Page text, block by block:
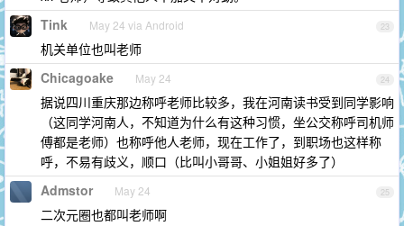
23
Tink May 24 via Android
机关单位也叫老师
24
Chicagoake May 24
据说四川重庆那边称呼老师比较多，我在河南读书受到同学影响
（这同学河南人，不知道为什么有这种习惯，坐公交称呼司机师
傅都是老师）也称呼他人老师，现在工作了，到职场也这样称
呼，不易有歧义，顺口（比叫小哥哥、小姐姐好多了）
25
Admstor May 24
二次元圈也都叫老师啊